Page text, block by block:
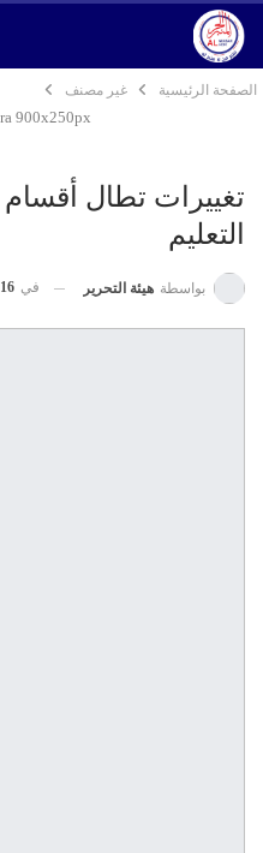
الصفحة الرئيسية غير مصنف
تغييرات تطال
التعليم
بواسطة هيئة التحرير في 16 مارس , 2016